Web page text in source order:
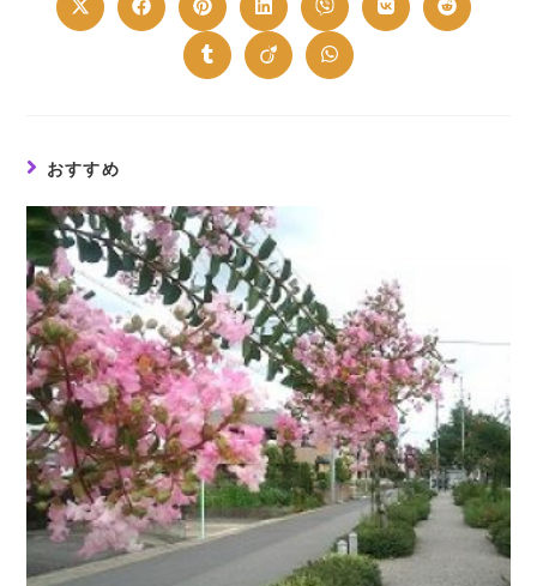
Opens
in
Opens
in
window
Opens
in
a
new
window
Opens
in
a
new
window
Opens
in
new
window
Opens
in
Opens
in
Opens
in
Opens
in
Opens
in
おすすめ